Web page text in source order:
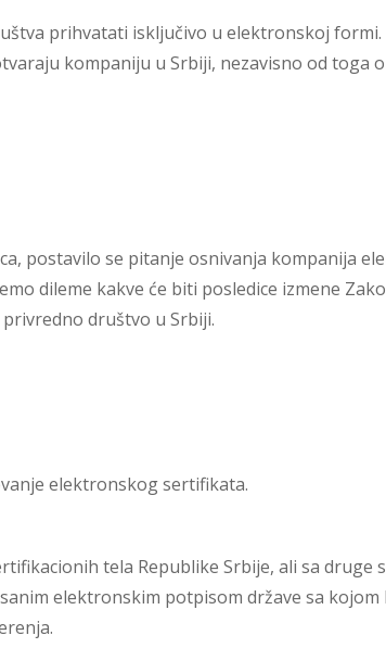
prihvatati isključivo u elektronskoj formi.
kompaniju u Srbiji, nezavisno od toga
postavilo se pitanje osnivanja kompanija
dileme kakve će biti posledice izmene
društvo u Srbiji.
elektronskog sertifikata.
tela Republike Srbije, ali sa druge
elektronskim potpisom države sa kojom